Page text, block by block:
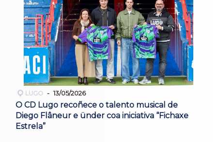
LUGO 13/05/2026
O CD Lugo recoñece o talento musical de
Diego Flâneur e ünder coa iniciativa “Fichaxe
Estrela”